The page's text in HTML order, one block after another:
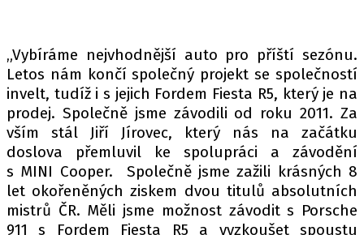
MOTORSPORT
PIT LANE
ČEŠI V AKCI
FIA CEZ & POHÁRY
MEZINÁRODNÍ SCÉNA
SLEDUJTE NÁS NA|
„Vybíráme nejvhodnější auto pro příští sezónu.
Letos nám končí společný projekt se společností
invelt, tudíž i s jejich Fordem Fiesta R5, který je na
prodej. Společně jsme závodili od roku 2011. Za
vším stál Jiří Jírovec, který nás na začátku
doslova přemluvil ke spolupráci a závodění
s MINI Cooper. Společně jsme zažili krásných 8
let okořeněných ziskem dvou titulů absolutních
mistrů ČR. Měli jsme možnost závodit s Porsche
911 s Fordem Fiesta R5 a vyzkoušet spoustu